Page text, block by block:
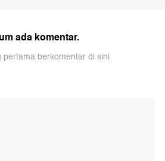
ada komentar.
pertama berkomentar di sini